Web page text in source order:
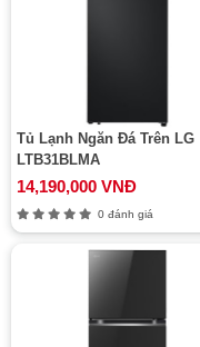
Tủ Lạnh Ngăn Đá Trên LG
LTB31BLMA
14,190,000 VNĐ
0 đánh giá